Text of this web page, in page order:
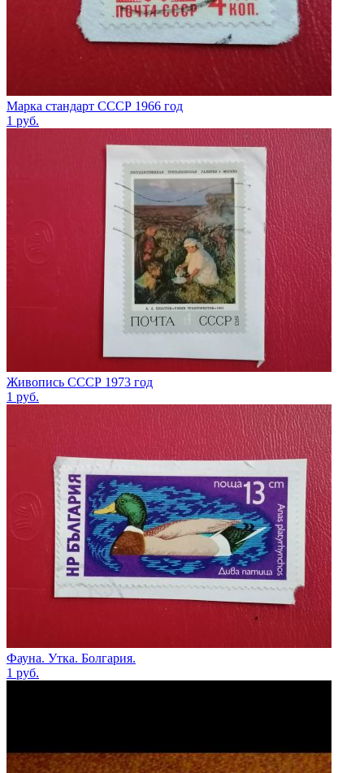
Марка стандарт СССР 1966 год
1 руб.
Живопись СССР 1973 год
1 руб.
Фауна. Утка. Болгария.
1 руб.